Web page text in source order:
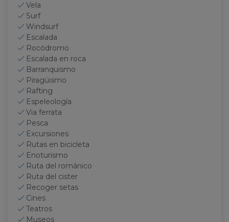
Vela
Surf
Windsurf
Escalada
Rocódromo
Escalada en roca
Barranquismo
Piragüismo
Rafting
Espeleología
Via ferrata
Pesca
Excursiones
Rutas en bicicleta
Enoturismo
Ruta del románico
Ruta del cister
Recoger setas
Cines
Teatros
Museos